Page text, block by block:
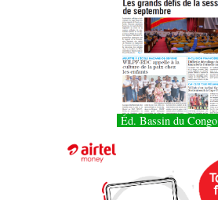
Éd. Bassin du Congo